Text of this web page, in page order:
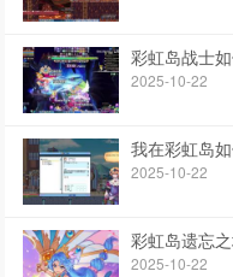
彩虹岛战士
2025-10-22
我在彩虹岛
2025-10-22
彩虹岛遗忘
2025-10-22